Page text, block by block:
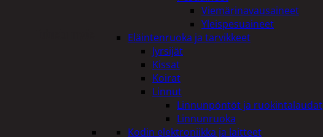
Viemärinavausaineet
Yleispesuaineet
Eläintenruoka ja tarvikkeet
Jyrsijät
Kissat
Koirat
Linnut
Linnunpöntöt ja ruokintalaudat
Linnunruoka
Kodin elektroniikka ja laitteet